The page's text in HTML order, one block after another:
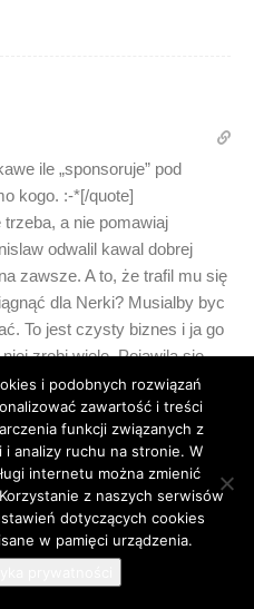
ile „sponsoruje” pod
kogo. :-*[/quote]
a nie pomawiaj
odwalil kawal dobrej
zawsze. A to, że trafil mu się
dla Nerki? Musialby byc
To jest czysty biznes i ja go
zrobi wiele. Pojawila się
się rada – korzysta.
Na jego miejscu zrobilbym
likwidacją szkól oczywiscie.
i podobnych rozwiązań
zawartość i treści
funkcji związanych z
i analizy ruchu na stronie. W
internetu można zmienić
z naszych serwisów
dotyczących cookies
w pamięci urządzenia.